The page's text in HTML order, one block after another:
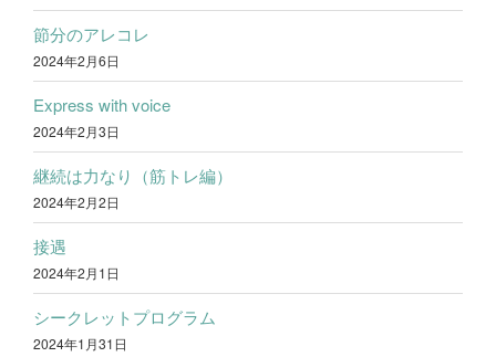
節分のアレコレ
2024年2月6日
Express with voice
2024年2月3日
継続は力なり（筋トレ編）
2024年2月2日
接遇
2024年2月1日
シークレットプログラム
2024年1月31日